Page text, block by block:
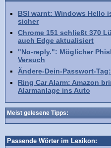
BSI warnt: Windows Hello
sicher
Chrome 151 schließt 370
auch Edge aktualisiert
"No-reply.": Möglicher
Versuch
Ändere-Dein-Passwort-
Ring Car Alarm: Amazon
Alarmanlage ins Auto
Meist gelesene Tipps:
Passende Wörter im Lexikon: